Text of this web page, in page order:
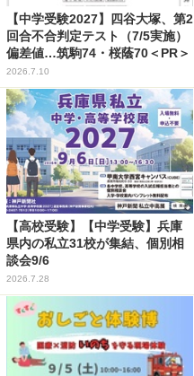
【中学受験2027】四谷大塚、第2
回合不合判定テスト（7/5実施）
偏差値…筑駒74・桜蔭70＜PR＞
2026.7.10
【高校受験】【中学受験】兵庫
県内の私立31校が集結、個別相
談会9/6
2026.7.28